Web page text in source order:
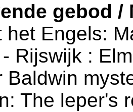
gebod /
het Engels:
Rijswijk :
Baldwin
The leper's